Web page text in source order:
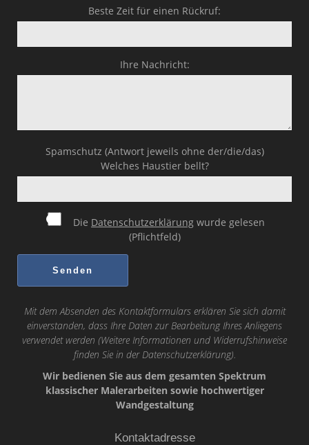
Beste Zeit für einen Rückruf:
Ihre Nachricht:
Spamschutz (Antwort jeweils ohne der/die/das)
Welches Haustier bellt?
Die Datenschutzerklärung wurde gelesen
(Pflichtfeld)
Mit dem Absenden des Kontaktformulars erklären Sie sich damit
einverstanden, dass Ihre Daten zur Bearbeitung Ihres Anliegens
verwendet werden (Weitere Informationen und Widerrufshinweise
finden Sie in der Datenschutzerklärung).
Wir bedienen Sie aus dem gesamten Spektrum
klassischer Malerarbeiten sowie hochwertiger
Wandgestaltung
Kontaktadresse